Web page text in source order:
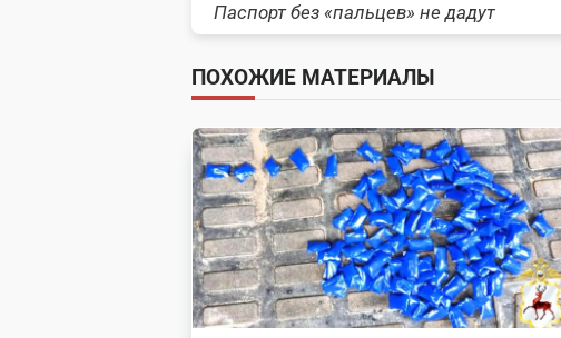
class="nav-
subtitle
screen-
reader-
text">Page</span>
Паспорт без «пальцев» не дадут
ПОХОЖИЕ МАТЕРИАЛЫ